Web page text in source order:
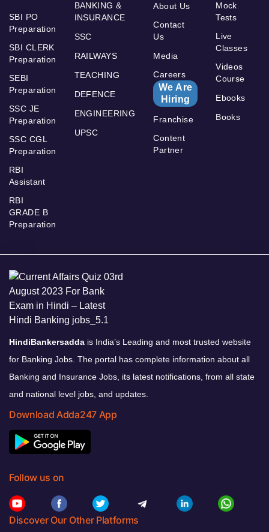
SBI PO
Preparation
SBI CLERK
Preparation
SEBI
Preparation
SSC JE
Preparation
SSC CGL
Preparation
RBI
Assistant
RBI
GRADE B
Preparation
BANKING &
INSURANCE
SSC
RAILWAYS
TEACHING
DEFENCE
ENGINEERING
UPSC
About Us
Contact
Us
Media
Careers
We Are
Hiring
Franchise
Content
Partner
Mock
Tests
Live
Classes
Videos
Course
Ebooks
Books
HindiBankersadda is India’s Leading and most trusted website
for Banking Jobs. The portal has complete information about all
Banking and Insurance Jobs, its latest notifications, from all state
and national level jobs, and updates.
Download Adda247 App
Follow us on
Discover Our Other Platforms